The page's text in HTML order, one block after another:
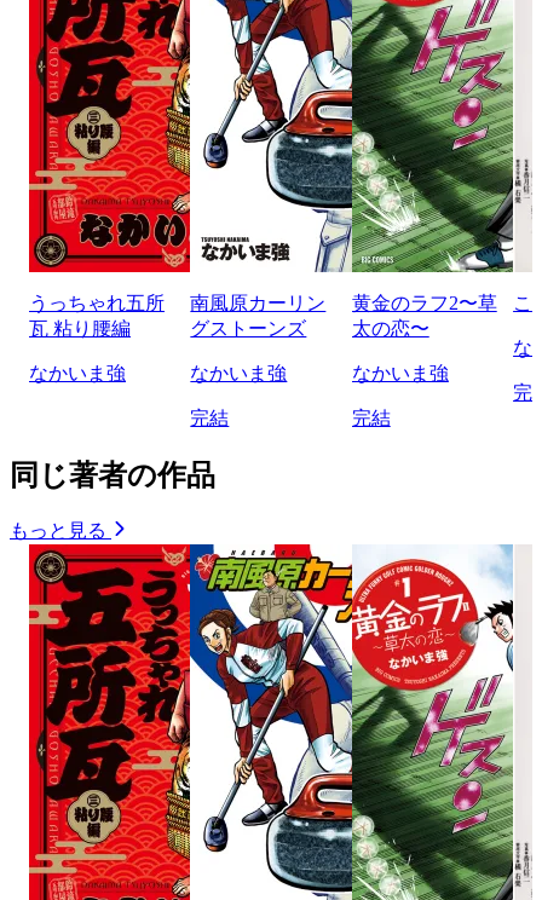
うっちゃれ五所
瓦 粘り腰編
なかいま強
南風原カーリン
グストーンズ
なかいま強
完結
黄金のラフ2〜草
太の恋〜
なかいま強
完結
こ
な
完
同じ著者の作品
もっと見る